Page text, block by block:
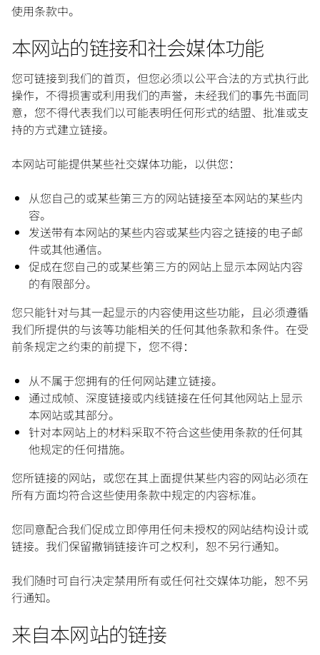
使用条款中。
本网站的链接和社会媒体功能
您可链接到我们的首页，但您必须以公平合法的方式执行此
操作，不得损害或利用我们的声誉，未经我们的事先书面同
意，您不得代表我们以可能表明任何形式的结盟、批准或支
持的方式建立链接。
本网站可能提供某些社交媒体功能，以供您：
从您自己的或某些第三方的网站链接至本网站的某些内
容。
发送带有本网站的某些内容或某些内容之链接的电子邮
件或其他通信。
促成在您自己的或某些第三方的网站上显示本网站内容
的有限部分。
您只能针对与其一起显示的内容使用这些功能，且必须遵循
我们所提供的与该等功能相关的任何其他条款和条件。在受
前条规定之约束的前提下，您不得：
从不属于您拥有的任何网站建立链接。
通过成帧、深度链接或内线链接在任何其他网站上显示
本网站或其部分。
针对本网站上的材料采取不符合这些使用条款的任何其
他规定的任何措施。
您所链接的网站，或您在其上面提供某些内容的网站必须在
所有方面均符合这些使用条款中规定的内容标准。
您同意配合我们促成立即停用任何未授权的网站结构设计或
链接。我们保留撤销链接许可之权利，恕不另行通知。
我们随时可自行决定禁用所有或任何社交媒体功能，恕不另
行通知。
来自本网站的链接